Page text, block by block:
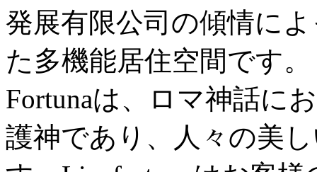
発展有限公司の傾情に
た多機能居住空間です。
Fortunaは、ロマ神話に
護神であり、人々の美